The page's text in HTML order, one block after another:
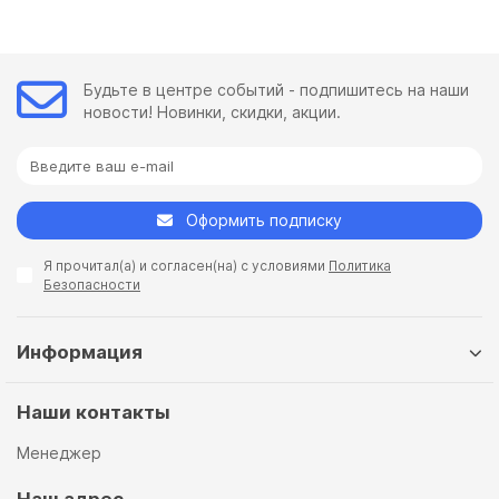
Будьте в центре событий - подпишитесь на наши
новости! Новинки, скидки, акции.
Оформить подписку
Я прочитал(а) и согласен(на) с условиями Политика
Безопасности
Информация
Наши контакты
Менеджер